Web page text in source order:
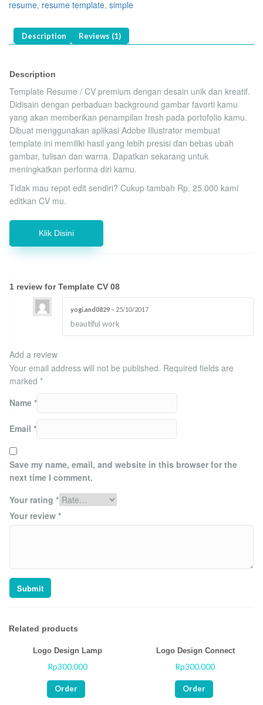
resume, resume template, simple
Description Reviews (1)
Description
Template Resume / CV premium dengan desain unik dan kreatif.
Didisain dengan perbaduan background gambar favorti kamu
yang akan memberikan penampilan fresh pada portofolio kamu.
Dibuat menggunakan aplikasi Adobe Illustrator membuat
template ini memiliki hasil yang lebih presisi dan bebas ubah
gambar, tulisan dan warna. Dapatkan sekarang untuk
meningkatkan performa diri kamu.
Tidak mau repot edit sendiri? Cukup tambah Rp. 25.000 kami
editkan CV mu.
Klik Disini
1 review forTemplate CV 08
yogi.and0829 – 25/10/2017
beautiful work
Add a review
Your email address will not be published. Required fields are
marked *
Name *
Email *
Save my name, email, and website in this browser for the
next time I comment.
Your rating *
Your review *
Related products
Logo Design Lamp
Rp300.000
Order
Logo Design Connect
Rp300.000
Order